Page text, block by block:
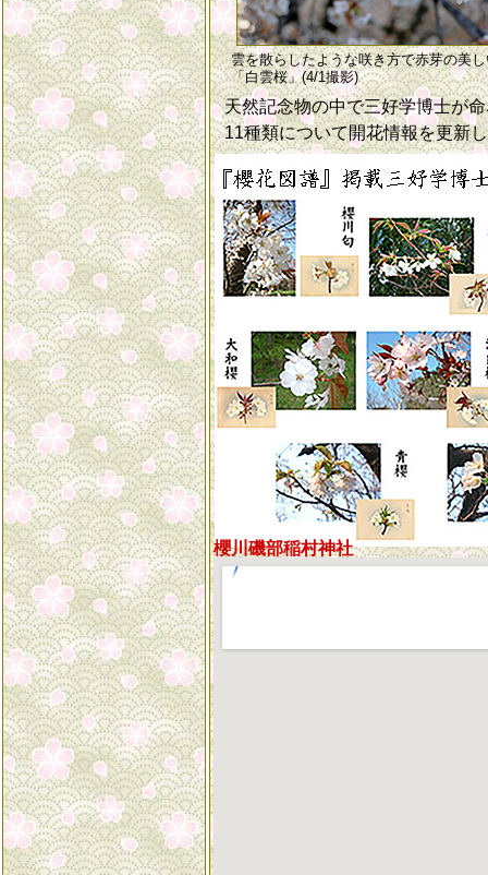
櫻川磯部稲村神社
天然記念物の中で三好学博士が
11種類について開花情報を更新
雲を散らしたような咲き方で赤芽の美
「白雲桜」(4/1撮影)